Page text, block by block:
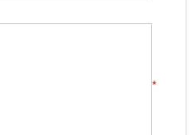
*